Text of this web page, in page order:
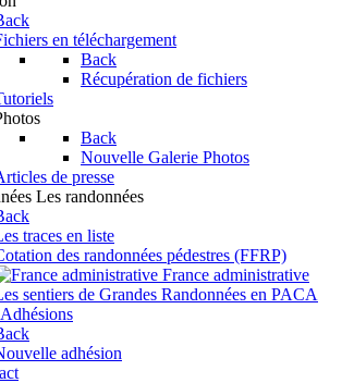
en téléchargement
Back
Récupération de fichiers
Back
Nouvelle Galerie Photos
de presse
Les randonnées
traces en liste
des randonnées pédestres (FFRP)
France administrative
sentiers de Grandes Randonnées en PACA
Adhésions
adhésion